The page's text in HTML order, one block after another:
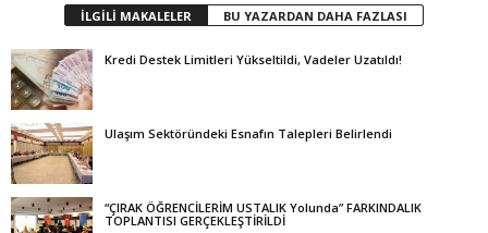
İLGİLİ MAKALELER BU YAZARDAN DAHA FAZLASI
Kredi Destek Limitleri Yükseltildi, Vadeler Uzatıldı!
Ulaşım Sektöründeki Esnafın Talepleri Belirlendi
“ÇIRAK ÖĞRENCİLERİM USTALIK Yolunda” FARKINDALIK
TOPLANTISI GERÇEKLEŞTİRİLDİ